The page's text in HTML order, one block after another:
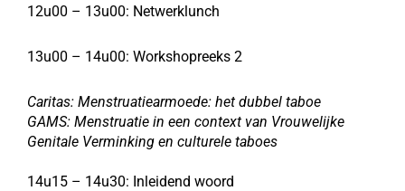
12u00 – 13u00: Netwerklunch
13u00 – 14u00: Workshopreeks 2
Caritas: Menstruatiearmoede: het dubbel taboe
GAMS: Menstruatie in een context van Vrouwelijke
Genitale Verminking en culturele taboes
14u15 – 14u30: Inleidend woord